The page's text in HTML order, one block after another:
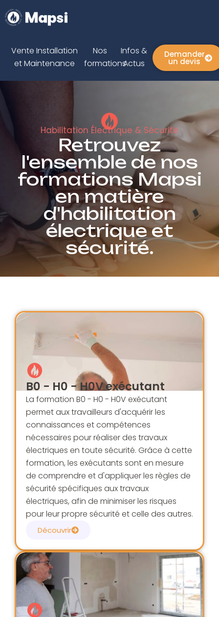
Vente Installation
et Maintenance
Nos
formations
Infos &
Actus
Demander
un devis
Habilitation Électrique & Sécurité
Retrouvez
l'ensemble de nos
formations Mapsi
en matière
d'habilitation
électrique et
sécurité.
B0 - H0 - H0V exécutant
La formation B0 - H0 - H0V exécutant
permet aux travailleurs d'acquérir les
connaissances et compétences
nécessaires pour réaliser des travaux
électriques en toute sécurité. Grâce à cette
formation, les exécutants sont en mesure
de comprendre et d'appliquer les règles de
sécurité spécifiques aux travaux
électriques, afin de minimiser les risques
pour leur propre sécurité et celle des autres.
Découvrir